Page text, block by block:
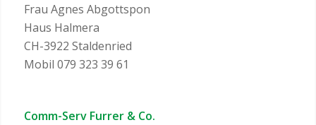
Frau Agnes Abgottspon
Haus Halmera
CH-3922 Staldenried
Mobil 079 323 39 61
Comm-Serv Furrer & Co.